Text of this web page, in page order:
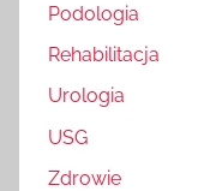
Podologia
Rehabilitacja
Urologia
USG
Zdrowie